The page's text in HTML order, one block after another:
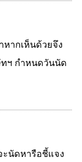
หากเห็นด้วยจึง
ฯ กำหนดวันนัด
ะนัดหารือชี้แจง